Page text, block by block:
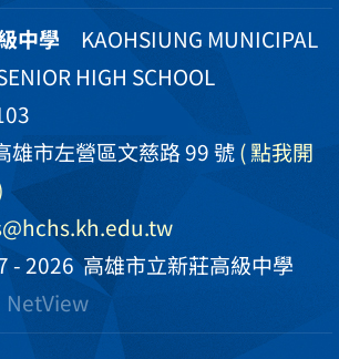
中學 KAOHSIUNG MUNICIPAL
HIGH SCHOOL
雄市左營區文慈路 99 號( 點我開
- 2026高雄市立新莊高級中學
NetView